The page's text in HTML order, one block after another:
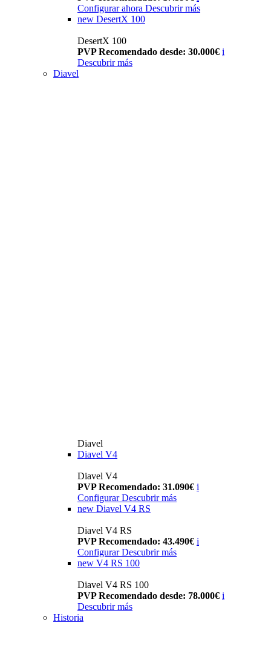
Configurar ahora Descubrir más
new DesertX 100
DesertX 100
PVP Recomendado desde: 30.000€ i
Descubrir más
Diavel
Diavel
Diavel V4
Diavel V4
PVP Recomendado: 31.090€ i
Configurar Descubrir más
new Diavel V4 RS
Diavel V4 RS
PVP Recomendado: 43.490€ i
Configurar Descubrir más
new V4 RS 100
Diavel V4 RS 100
PVP Recomendado desde: 78.000€ i
Descubrir más
Historia